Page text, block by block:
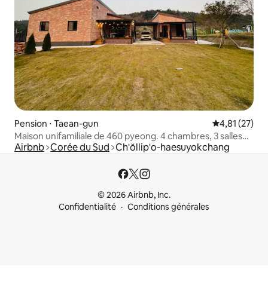
Pension ⋅ Taean-gun Évaluation
4,81 (27)
Maison unifamiliale de 460 pyeong. 4 chambres, 3 salles
de bain, grenier, maison J avec annexe/jusqu'à 16
Airbnb Corée du Sud Ch'ŏllip'o-haesuyokchang
© 2026 Airbnb, Inc.
Confidentialité
Conditions générales